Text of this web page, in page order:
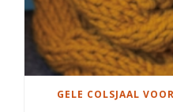
GELE COLSJAAL